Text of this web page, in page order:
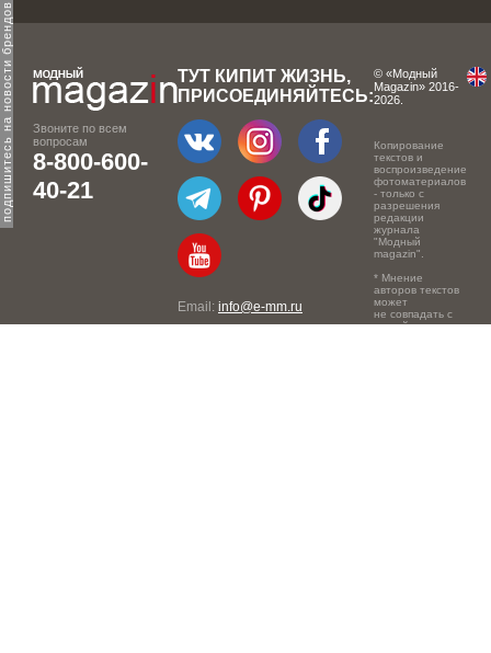
подпишитесь на новости брендов
Звоните по всем
вопросам
8-800-600-
40-21
ТУТ КИПИТ ЖИЗНЬ,
ПРИСОЕДИНЯЙТЕСЬ:
Email: info@e-mm.ru
© «Модный
Magazin» 2016-
2026.
Копирование
текстов и
воспроизведение
фотоматериалов
- только с
разрешения
редакции
журнала
"Модный
magazin".
* Мнение
авторов текстов
может
не совпадать с
точкой зрения